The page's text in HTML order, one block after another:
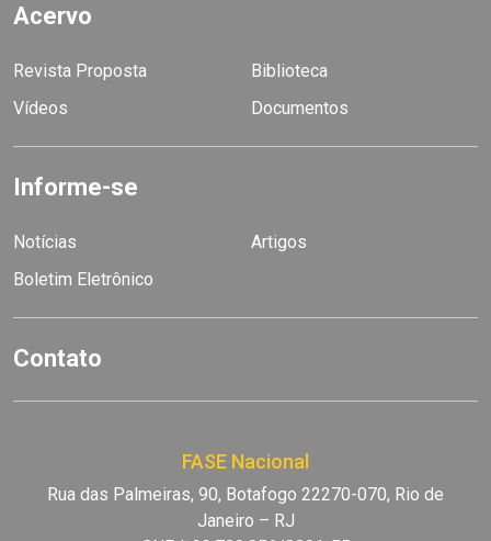
Acervo
Revista Proposta
Biblioteca
Vídeos
Documentos
Informe-se
Notícias
Artigos
Boletim Eletrônico
Contato
FASE Nacional
Rua das Palmeiras, 90, Botafogo 22270-070, Rio de
Janeiro – RJ